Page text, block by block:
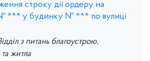
строку дії ордеру на
*** у будинку № *** по вулиці
з питань благоустрою,
житла